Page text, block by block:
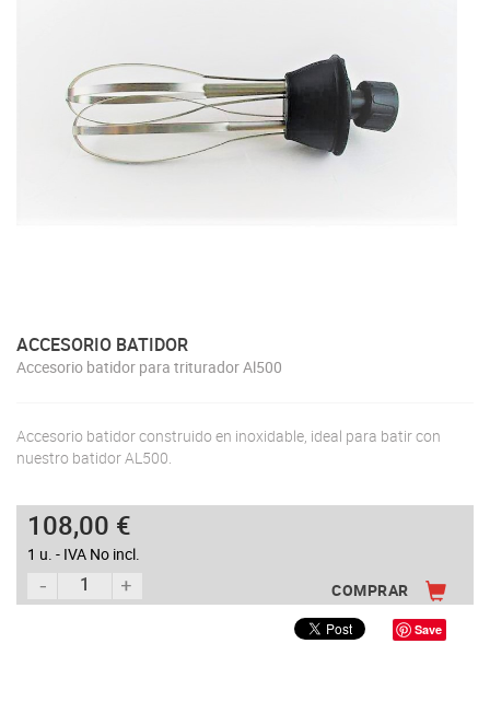
ACCESORIO BATIDOR
Accesorio batidor para triturador Al500
Accesorio batidor construido en inoxidable, ideal para batir con
nuestro batidor AL500.
108,00 €
1 u. - IVA No incl.
COMPRAR
Save